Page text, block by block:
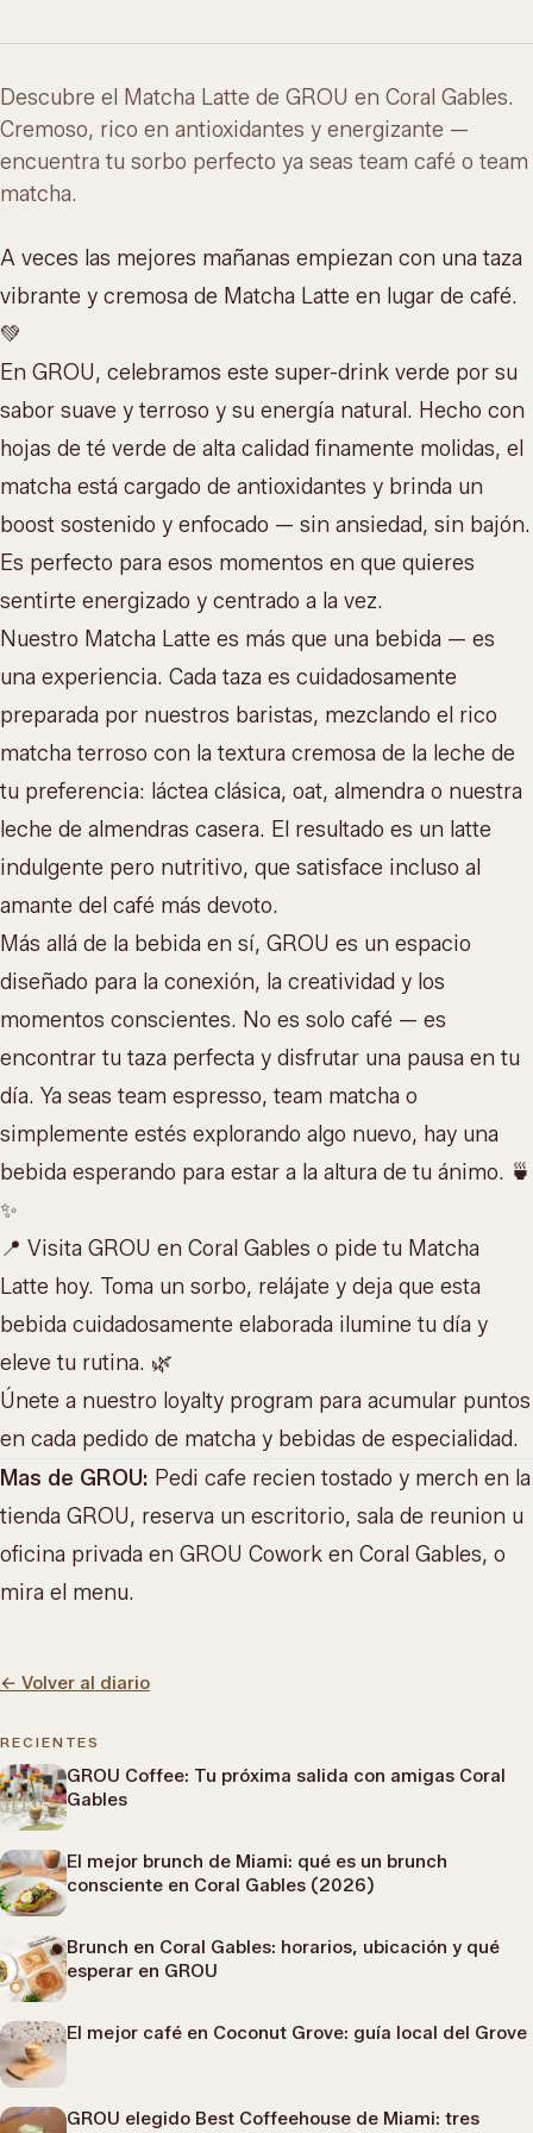
Descubre el Matcha Latte de GROU en Coral Gables.
Cremoso, rico en antioxidantes y energizante —
encuentra tu sorbo perfecto ya seas team café o team
matcha.
A veces las mejores mañanas empiezan con una taza
vibrante y cremosa de Matcha Latte en lugar de café.
💚
En GROU, celebramos este super-drink verde por su
sabor suave y terroso y su energía natural. Hecho con
hojas de té verde de alta calidad finamente molidas, el
matcha está cargado de antioxidantes y brinda un
boost sostenido y enfocado — sin ansiedad, sin bajón.
Es perfecto para esos momentos en que quieres
sentirte energizado y centrado a la vez.
Nuestro Matcha Latte es más que una bebida — es
una experiencia. Cada taza es cuidadosamente
preparada por nuestros baristas, mezclando el rico
matcha terroso con la textura cremosa de la leche de
tu preferencia: láctea clásica, oat, almendra o nuestra
leche de almendras casera. El resultado es un latte
indulgente pero nutritivo, que satisface incluso al
amante del café más devoto.
Más allá de la bebida en sí, GROU es un espacio
diseñado para la conexión, la creatividad y los
momentos conscientes. No es solo café — es
encontrar tu taza perfecta y disfrutar una pausa en tu
día. Ya seas team espresso, team matcha o
simplemente estés explorando algo nuevo, hay una
bebida esperando para estar a la altura de tu ánimo. 🍵
✨
📍 Visita GROU en Coral Gables o pide tu Matcha
Latte hoy. Toma un sorbo, relájate y deja que esta
bebida cuidadosamente elaborada ilumine tu día y
eleve tu rutina. 🌿
Únete a nuestro loyalty program para acumular puntos
en cada pedido de matcha y bebidas de especialidad.
Mas de GROU: Pedi cafe recien tostado y merch en la
tienda GROU, reserva un escritorio, sala de reunion u
oficina privada en GROU Cowork en Coral Gables, o
mira el menu.
← Volver al diario
RECIENTES
GROU Coffee: Tu próxima salida con amigas Coral
Gables
El mejor brunch de Miami: qué es un brunch
consciente en Coral Gables (2026)
Brunch en Coral Gables: horarios, ubicación y qué
esperar en GROU
El mejor café en Coconut Grove: guía local del Grove
GROU elegido Best Coffeehouse de Miami: tres